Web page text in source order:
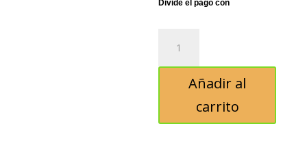
Palma
Añadir al
carrito